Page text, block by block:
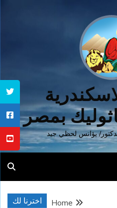
بمصر
يؤانس لحظي جيد
اخترنا لك
Home